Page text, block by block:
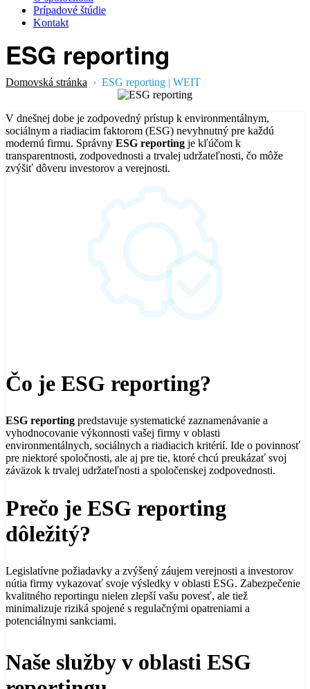
Prípadové štúdie
Kontakt
ESG reporting
Domovská stránka ESG reporting | WEIT
V dnešnej dobe je zodpovedný prístup k environmentálnym,
sociálnym a riadiacim faktorom (ESG) nevyhnutný pre každú
modernú firmu. Správny ESG reporting je kľúčom k
transparentnosti, zodpovednosti a trvalej udržateľnosti, čo môže
zvýšiť dôveru investorov a verejnosti.
Čo je ESG reporting?
ESG reporting predstavuje systematické zaznamenávanie a
vyhodnocovanie výkonnosti vašej firmy v oblasti
environmentálnych, sociálnych a riadiacich kritérií. Ide o povinnosť
pre niektoré spoločnosti, ale aj pre tie, ktoré chcú preukázať svoj
záväzok k trvalej udržateľnosti a spoločenskej zodpovednosti.
Prečo je ESG reporting
dôležitý?
Legislatívne požiadavky a zvýšený záujem verejnosti a investorov
nútia firmy vykazovať svoje výsledky v oblasti ESG. Zabezpečenie
kvalitného reportingu nielen zlepší vašu povesť, ale tiež
minimalizuje riziká spojené s regulačnými opatreniami a
potenciálnymi sankciami.
Naše služby v oblasti ESG